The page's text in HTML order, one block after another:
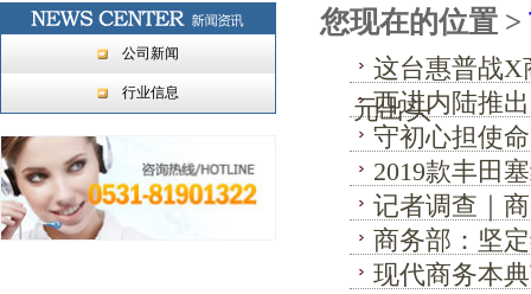
公司新闻
行业信息
您现在的位置 >
这台惠普战X
元出头
西进内陆推
守初心担使
2019款丰田
记者调查｜
商务部：坚
现代商务本